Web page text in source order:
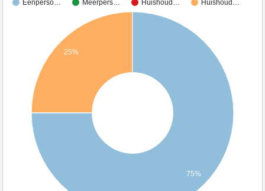
Eenperso… Meerpers… Huishoud… Huishoud…
25%
75%